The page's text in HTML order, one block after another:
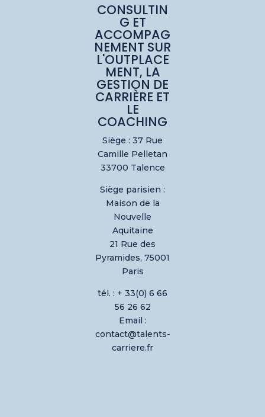
CONSULTIN
G ET
ACCOMPAG
NEMENT SUR
L'OUTPLACE
MENT, LA
GESTION DE
CARRIÈRE ET
LE
COACHING
Siège : 37 Rue
Camille Pelletan
33700 Talence
Siège parisien :
Maison de la
Nouvelle
Aquitaine
21 Rue des
Pyramides, 75001
Paris
tél. : + 33(0) 6 66
56 26 62
Email :
contact@talents-
carriere.fr